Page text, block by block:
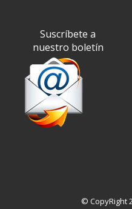
Suscríbete a
nuestro boletín
© CopyRight